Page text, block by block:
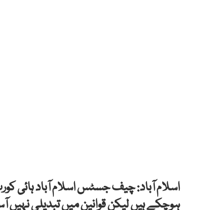
ہوچکے ہیں لیکن قوانین میں تبدیلی